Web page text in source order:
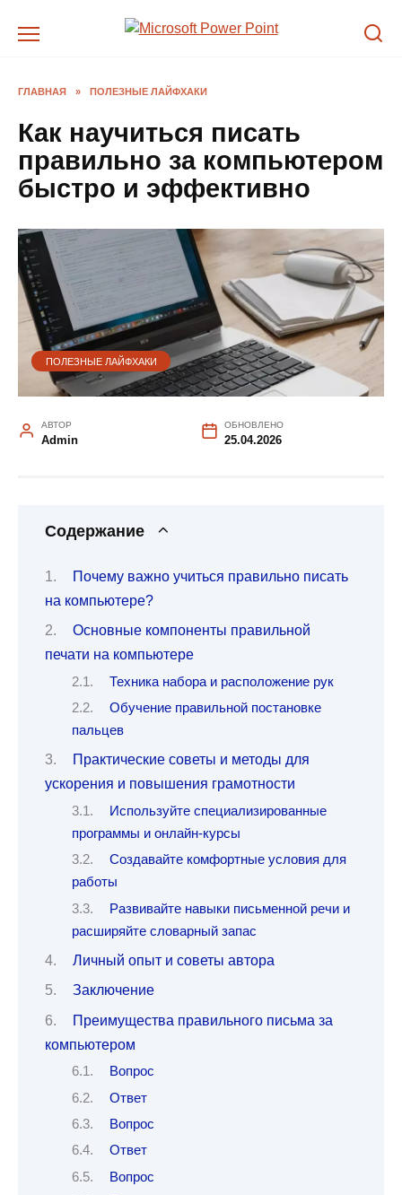
ГЛАВНАЯ » ПОЛЕЗНЫЕ ЛАЙФХАКИ
Как научиться писать
правильно за компьютером
быстро и эффективно
ПОЛЕЗНЫЕ ЛАЙФХАКИ
АВТОР
Admin
ОБНОВЛЕНО
25.04.2026
Содержание
Почему важно учиться правильно писать
на компьютере?
Основные компоненты правильной
печати на компьютере
Техника набора и расположение рук
Обучение правильной постановке
пальцев
Практические советы и методы для
ускорения и повышения грамотности
Используйте специализированные
программы и онлайн-курсы
Создавайте комфортные условия для
работы
Развивайте навыки письменной речи и
расширяйте словарный запас
Личный опыт и советы автора
Заключение
Преимущества правильного письма за
компьютером
Вопрос
Ответ
Вопрос
Ответ
Вопрос